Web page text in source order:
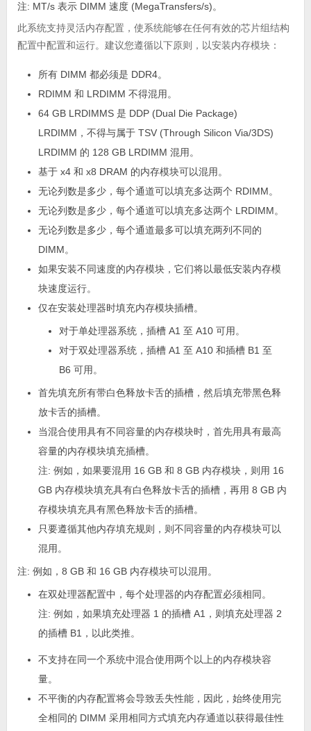
注: MT/s 表示 DIMM 速度 (MegaTransfers/s)。
此系统支持灵活内存配置，使系统能够在任何有效的芯片组结构
配置中配置和运行。建议您遵循以下原则，以安装内存模块：
所有 DIMM 都必须是 DDR4。
RDIMM 和 LRDIMM 不得混用。
64 GB LRDIMMS 是 DDP (Dual Die Package)
LRDIMM，不得与属于 TSV (Through Silicon Via/3DS)
LRDIMM 的 128 GB LRDIMM 混用。
基于 x4 和 x8 DRAM 的内存模块可以混用。
无论列数是多少，每个通道可以填充多达两个 RDIMM。
无论列数是多少，每个通道可以填充多达两个 LRDIMM。
无论列数是多少，每个通道最多可以填充两列不同的
DIMM。
如果安装不同速度的内存模块，它们将以最低安装内存模
块速度运行。
仅在安装处理器时填充内存模块插槽。
对于单处理器系统，插槽 A1 至 A10 可用。
对于双处理器系统，插槽 A1 至 A10 和插槽 B1 至
B6 可用。
首先填充所有带白色释放卡舌的插槽，然后填充带黑色释
放卡舌的插槽。
当混合使用具有不同容量的内存模块时，首先用具有最高
容量的内存模块填充插槽。
注: 例如，如果要混用 16 GB 和 8 GB 内存模块，则用 16
GB 内存模块填充具有白色释放卡舌的插槽，再用 8 GB 内
存模块填充具有黑色释放卡舌的插槽。
只要遵循其他内存填充规则，则不同容量的内存模块可以
混用。
注: 例如，8 GB 和 16 GB 内存模块可以混用。
在双处理器配置中，每个处理器的内存配置必须相同。
注: 例如，如果填充处理器 1 的插槽 A1，则填充处理器 2
的插槽 B1，以此类推。
不支持在同一个系统中混合使用两个以上的内存模块容
量。
不平衡的内存配置将会导致丢失性能，因此，始终使用完
全相同的 DIMM 采用相同方式填充内存通道以获得最佳性